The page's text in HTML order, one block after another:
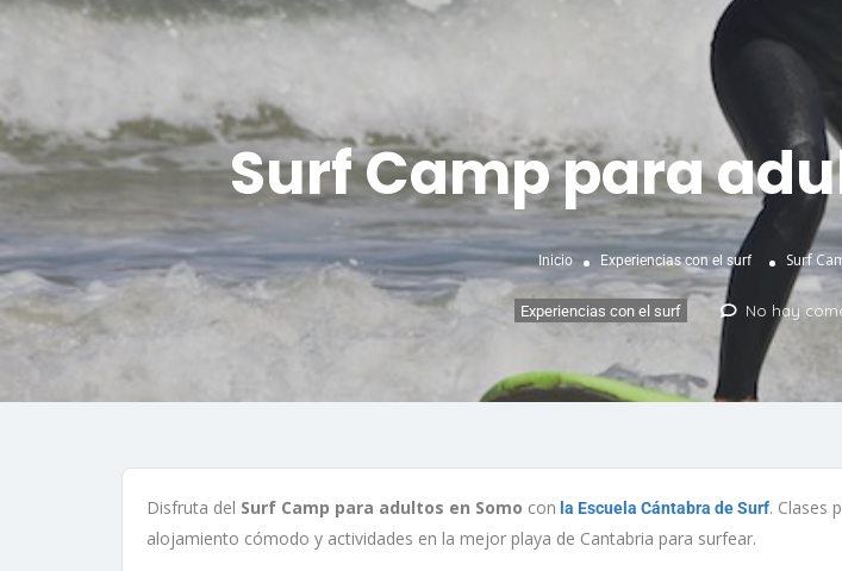
Surf Camp para
Inicio Experiencias con el surf Surf
Experiencias con el surf No hay
Disfruta del Surf Camp para adultos en Somo con la Escuela Cántabra de Surf. Clases
alojamiento cómodo y actividades en la mejor playa de Cantabria para surfear.